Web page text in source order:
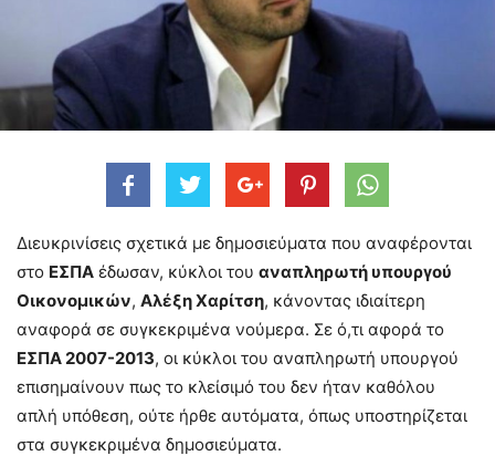
Διευκρινίσεις σχετικά με δημοσιεύματα που αναφέρονται
στο ΕΣΠΑ έδωσαν, κύκλοι του αναπληρωτή υπουργού
Οικονομικών, Αλέξη Χαρίτση, κάνοντας ιδιαίτερη
αναφορά σε συγκεκριμένα νούμερα. Σε ό,τι αφορά το
ΕΣΠΑ 2007-2013, οι κύκλοι του αναπληρωτή υπουργού
επισημαίνουν πως το κλείσιμό του δεν ήταν καθόλου
απλή υπόθεση, ούτε ήρθε αυτόματα, όπως υποστηρίζεται
στα συγκεκριμένα δημοσιεύματα.